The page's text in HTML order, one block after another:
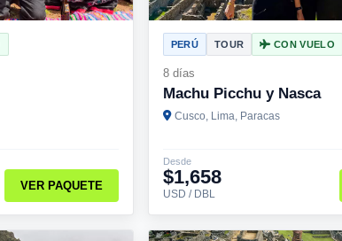
VER PAQUETE
PERÚ TOUR CON VUELO
8 días
Machu Picchu y Nasca
Cusco, Lima, Paracas
Desde
$1,658
USD / DBL